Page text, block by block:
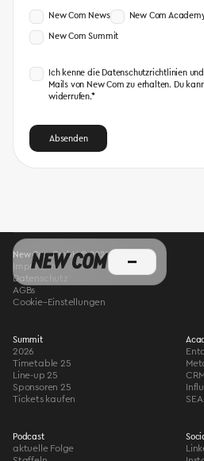
New Com News New Com
New Com Summit
Ich kenne die Datenschutzrichtlinien
Mails von New Com zu erhalten. Du
widerrufen.*
New Com GmbH © 2026
Impressum
Datenschutz
AGBs
Cookie–Einstellungen
Summit
2026
Timetable 25
Line-up 25
Sponsoren 25
Tickets kaufen
Podcast
aktuelle Folge